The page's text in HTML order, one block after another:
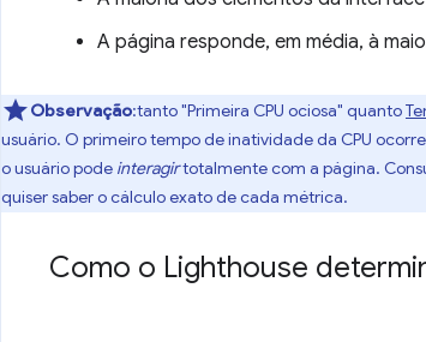
A página responde, em média, à
Observação:tanto "Primeira CPU ociosa" quanto
usuário. O primeiro tempo de inatividade da CPU
o usuário pode interagirtotalmente com a página.
quiser saber o cálculo exato de cada métrica.
Como o Lighthouse